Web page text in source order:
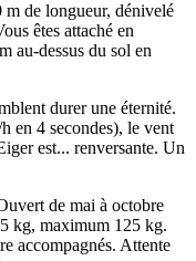
m de longueur, dénivelé
êtes attaché en
au-dessus du sol en
durer une éternité.
en 4 secondes), le vent
est... renversante. Un
de mai à octobre
kg, maximum 125 kg.
accompagnés. Attente